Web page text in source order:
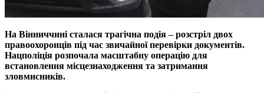
На Вiнниччинi сталася трагiчна подiя – розстрiл двох
правоохоронцiв пiд час звичайної перевiрки документiв.
Нацполiцiя розпочала масштабну операцiю для
встановлення мiсцезнаходження та затримання
зловмисникiв.